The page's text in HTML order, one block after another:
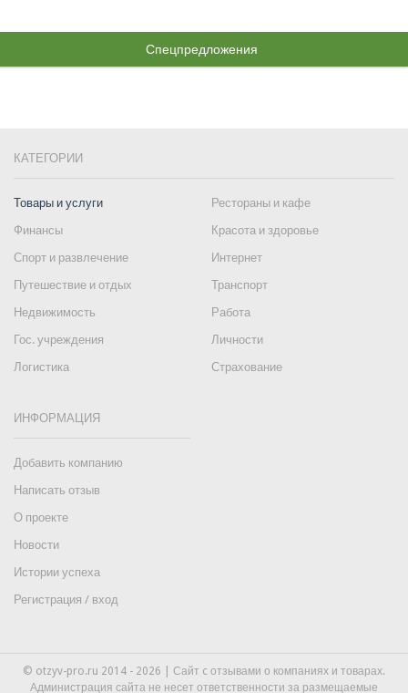
Спецпредложения
КАТЕГОРИИ
Товары и услуги
Рестораны и кафе
Финансы
Красота и здоровье
Спорт и развлечение
Интернет
Путешествие и отдых
Транспорт
Недвижимость
Работа
Гос. учреждения
Личности
Логистика
Страхование
ИНФОРМАЦИЯ
Добавить компанию
Написать отзыв
О проекте
Новости
Истории успеха
Регистрация / вход
© otzyv-pro.ru 2014 - 2026 | Сайт c отзывами о компаниях и товарах.
Администрация сайта не несет ответственности за размещаемые